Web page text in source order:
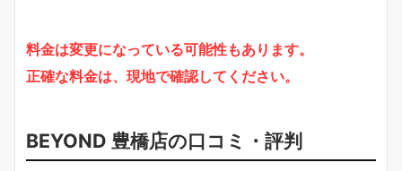
料金は変更になっている可能性もあります。
正確な料金は、現地で確認してください。
BEYOND 豊橋店の口コミ・評判